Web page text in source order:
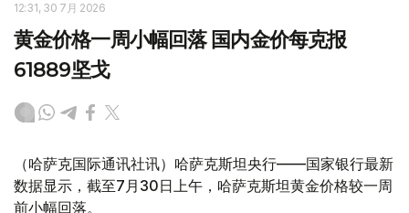
12:31, 30 7月 2026
黄金价格一周小幅回落 国内金价每克报
61889坚戈
（哈萨克国际通讯社讯）哈萨克斯坦央行——国家银行最新
数据显示，截至7月30日上午，哈萨克斯坦黄金价格较一周
前小幅回落。